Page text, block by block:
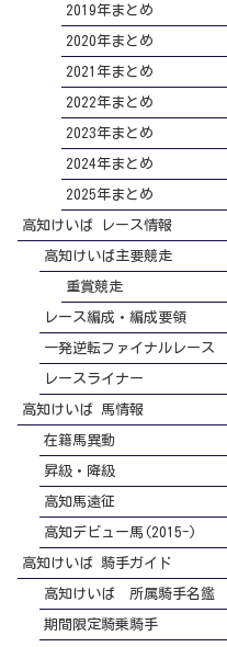
2019年まとめ
2020年まとめ
2021年まとめ
2022年まとめ
2023年まとめ
2024年まとめ
2025年まとめ
高知けいば レース情報
高知けいば主要競走
重賞競走
レース編成・編成要領
一発逆転ファイナルレース
レースライナー
高知けいば 馬情報
在籍馬異動
昇級・降級
高知馬遠征
高知デビュー馬(2015-)
高知けいば 騎手ガイド
高知けいば 所属騎手名鑑
期間限定騎乗騎手